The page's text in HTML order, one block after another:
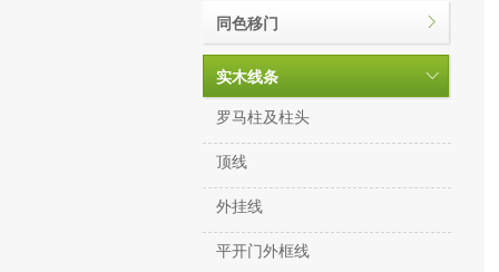
同色移门
实木线条
罗马柱及柱头
顶线
外挂线
平开门外框线